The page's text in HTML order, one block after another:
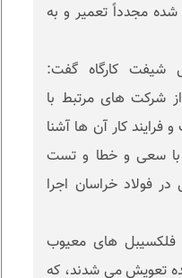
مجدداً تعمیر و به
شیفت کارگاه گفت:
شرکت های مرتبط با
کار آن ها آشنا
سعی و خطا و تست
در فولاد خراسان اجرا
فلکسیبل های معیوب
تعویش می شدند، که